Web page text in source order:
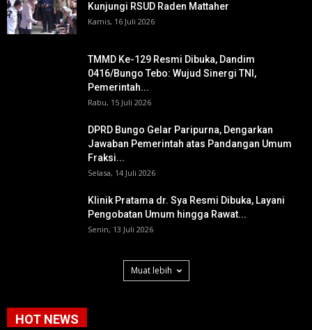
Kunjungi RSUD Raden Mattaher
Kamis, 16 Juli 2026
TMMD Ke-129 Resmi Dibuka, Dandim
0416/Bungo Tebo: Wujud Sinergi TNI,
Pemerintah...
Rabu, 15 Juli 2026
DPRD Bungo Gelar Paripurna, Dengarkan
Jawaban Pemerintah atas Pandangan Umum
Fraksi...
Selasa, 14 Juli 2026
Klinik Pratama dr. Sya Resmi Dibuka, Layani
Pengobatan Umum hingga Rawat...
Senin, 13 Juli 2026
Muat lebih
HOT NEWS